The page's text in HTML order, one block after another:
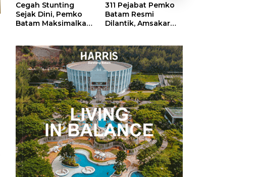
Cegah Stunting
Sejak Dini, Pemko
Batam Maksimalkan
311 Pejabat Pemko
Batam Resmi
Dilantik, Amsakar